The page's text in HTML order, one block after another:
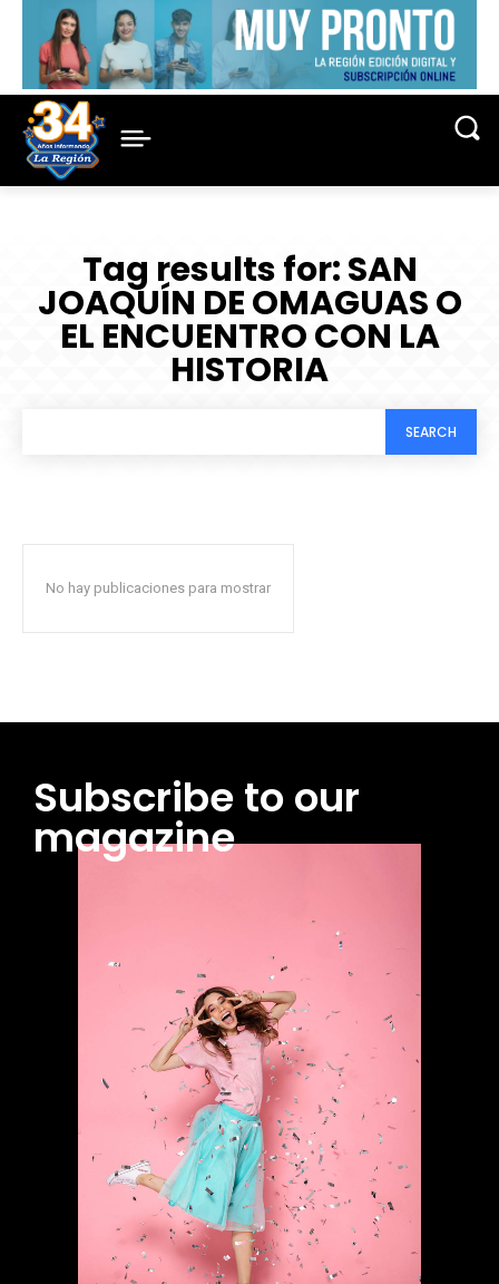
Tag results for:SAN
JOAQUÍN DE OMAGUAS O
EL ENCUENTRO CON LA
HISTORIA
SEARCH
No hay publicaciones para mostrar
Subscribe to our
magazine